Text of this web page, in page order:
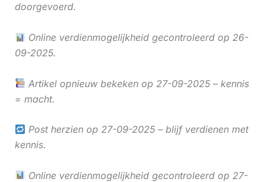
doorgevoerd.
Online verdienmogelijkheid gecontroleerd op 26-
09-2025.
Artikel opnieuw bekeken op 27-09-2025 – kennis
= macht.
Post herzien op 27-09-2025 – blijf verdienen met
kennis.
Online verdienmogelijkheid gecontroleerd op 27-